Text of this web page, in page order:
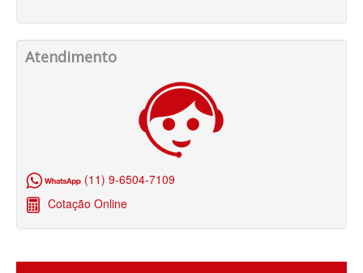
ÚNICA PLANO DE SAÚDE FAMILIAR
UNIMED GUARULHOS PLANO DE SAÚDE FAMILIAR
CLASSES PLANO DE SAÚDE FAMILIAR
PLANO DE SAÚDE INFANTIL
AMIL PLANO DE SAÚDE INFANTIL
Atendimento
(11) 9-6504-7109
Cotação Online